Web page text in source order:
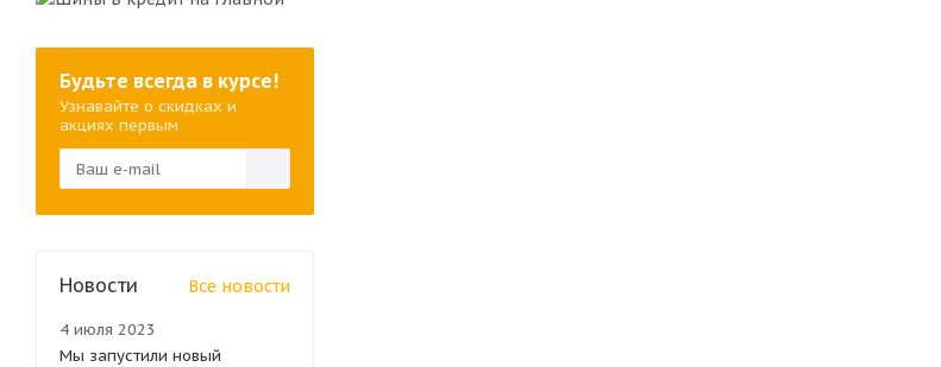
Будьте всегда в курсе!
Узнавайте о скидках и
акциях первым
Новости Все новости
4 июля 2023
Мы запустили новый